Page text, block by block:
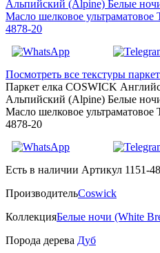
Посмотреть все текстуры
Паркет елка COSWICK
Альпийский (Alpine) Белые
Масло шелковое
4878-20
Есть в наличии Артикул 1151-
ПроизводительCoswick
КоллекцияБелые ночи (White
Порода дерева Дуб